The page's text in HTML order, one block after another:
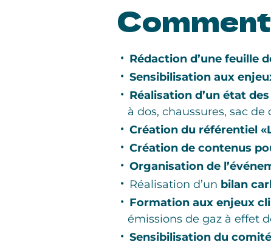
Comment
Rédaction d’une feuille
Sensibilisation aux
Réalisation d’un état
à dos, chaussures, sac de
Création du référentiel
Création de contenus
Organisation de
Réalisation d’un bilan
Formation aux enjeux
émissions de gaz à effet
Sensibilisation du